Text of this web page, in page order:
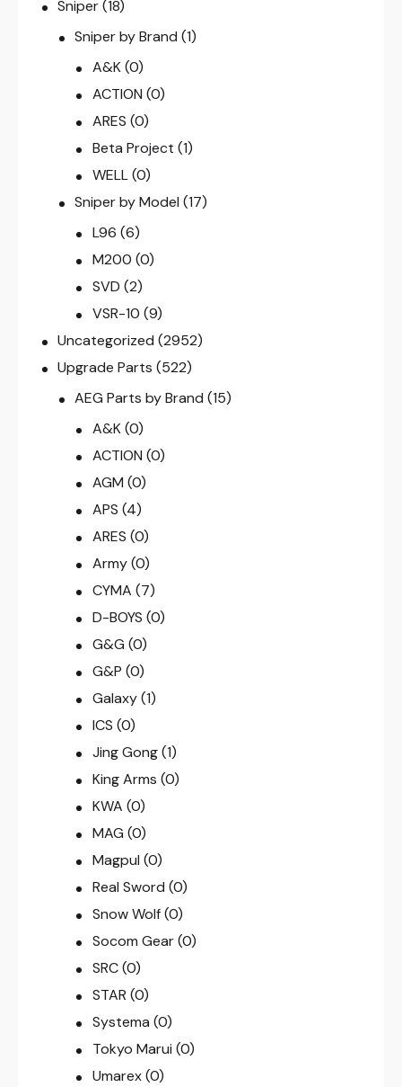
Sniper(18)
Sniper by Brand (1)
A&K (0)
ACTION (0)
ARES (0)
Beta Project (1)
WELL (0)
Sniper by Model (17)
L96 (6)
M200 (0)
SVD (2)
VSR-10 (9)
Uncategorized (2952)
Upgrade Parts (522)
AEG Parts by Brand (15)
A&K (0)
ACTION (0)
AGM (0)
APS (4)
ARES (0)
Army (0)
CYMA (7)
D-BOYS (0)
G&G (0)
G&P (0)
Galaxy (1)
ICS (0)
Jing Gong (1)
King Arms (0)
KWA (0)
MAG (0)
Magpul (0)
Real Sword (0)
Snow Wolf (0)
Socom Gear (0)
SRC (0)
STAR (0)
Systema (0)
Tokyo Marui (0)
Umarex (0)